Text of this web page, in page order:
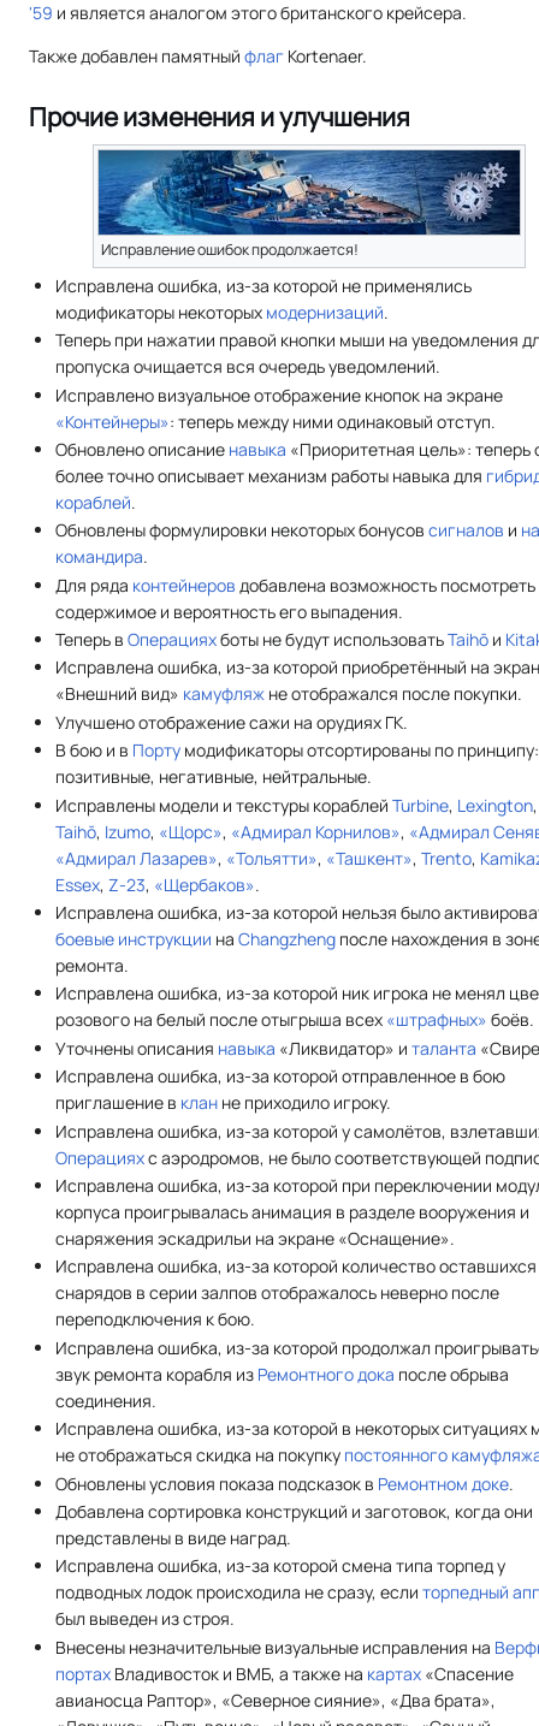
'59 и является аналогом этого британского крейсера.
Также добавлен памятный флаг Kortenaer.
Прочие изменения и улучшения
Исправление ошибок продолжается!
Исправлена ошибка, из-за которой не применялись
модификаторы некоторых модернизаций.
Теперь при нажатии правой кнопки мыши на уведомления
пропуска очищается вся очередь уведомлений.
Исправлено визуальное отображение кнопок на экране
«Контейнеры»: теперь между ними одинаковый отступ.
Обновлено описание навыка «Приоритетная цель»: теперь
более точно описывает механизм работы навыка для
кораблей.
Обновлены формулировки некоторых бонусовсигналов и
командира.
Для ряда контейнеров добавлена возможность посмотреть
содержимое и вероятность его выпадения.
Теперь вОперацияхботы не будут использоватьTaihō и
Исправлена ошибка, из-за которой приобретённый на
«Внешний вид» камуфляж не отображался после покупки.
Улучшено отображение сажи на орудиях ГК.
В бою и в Порту модификаторы отсортированы по принципу:
позитивные, негативные, нейтральные.
Исправлены модели и текстуры кораблейTurbine, Lexington
Taihō, Izumo, «Щорс», «Адмирал Корнилов», «Адмирал
«Адмирал Лазарев», «Тольятти», «Ташкент»,Trento,
Essex,Z-23, «Щербаков».
Исправлена ошибка, из-за которой нельзя было
боевые инструкции наChangzheng после нахождения в
ремонта.
Исправлена ошибка, из-за которой ник игрока не менял
розового на белый после отыгрыша всех «штрафных» боёв.
Уточнены описания навыка «Ликвидатор» италанта
Исправлена ошибка, из-за которой отправленное в бою
приглашение в клан не приходило игроку.
Исправлена ошибка, из-за которой у самолётов,
Операцияхс аэродромов, не было соответствующей
Исправлена ошибка, из-за которой при переключении
корпуса проигрывалась анимация в разделе вооружения и
снаряжения эскадрильи на экране «Оснащение».
Исправлена ошибка, из-за которой количество оставшихся
снарядов в серии залпов отображалось неверно после
переподключения к бою.
Исправлена ошибка, из-за которой продолжал
звук ремонта корабля из Ремонтного дока после обрыва
соединения.
Исправлена ошибка, из-за которой в некоторых ситуациях
не отображаться скидка на покупку постоянного
Обновлены условия показа подсказок в Ремонтном доке.
Добавлена сортировка конструкций и заготовок, когда они
представлены в виде наград.
Исправлена ошибка, из-за которой смена типа торпед у
подводных лодок происходила не сразу, еслиторпедный
был выведен из строя.
Внесены незначительные визуальные исправления на
портах Владивосток и ВМБ, а также на картах «Спасение
авианосца Раптор», «Северное сияние», «Два брата»,